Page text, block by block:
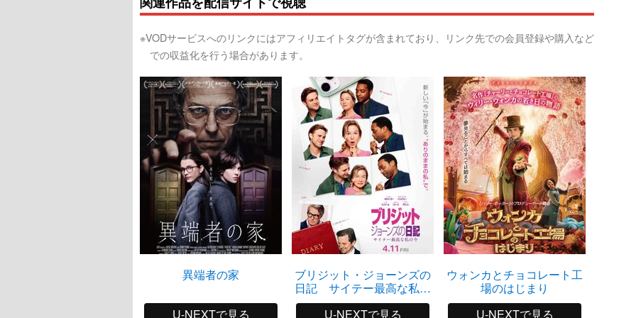
※VODサービスへのリンクにはアフィリエイトタグが含まれており、リンク先での会員登録や購入など
での収益化を行う場合があります。
異端者の家
U-NEXTで見る
ブリジット・ジョーンズの
日記 サイテー最高な私の
今
U-NEXTで見る
ウォンカとチョコレート工
場のはじまり
U-NEXTで見る